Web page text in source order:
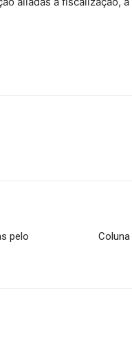
pelo